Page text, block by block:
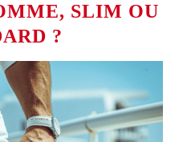
SLIM OU
?